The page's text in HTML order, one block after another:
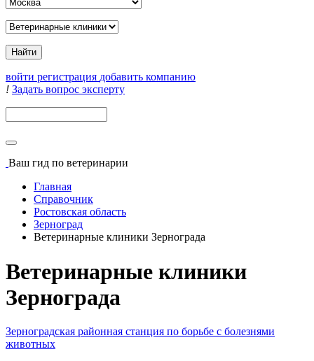
войти регистрация добавить компанию
! Задать вопрос эксперту
Ваш гид по ветеринарии
Главная
Справочник
Ростовская область
Зерноград
Ветеринарные клиники Зернограда
Ветеринарные клиники
Зернограда
Зерноградская районная станция по борьбе с болезнями
животных